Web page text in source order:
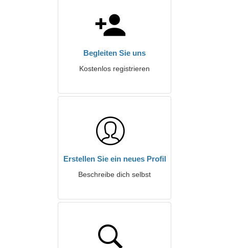
Begleiten Sie uns
Kostenlos registrieren
Erstellen Sie ein neues Profil
Beschreibe dich selbst